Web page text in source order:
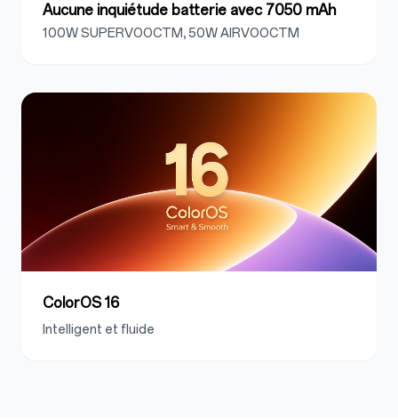
Aucune inquiétude batterie avec 7050 mAh
100W SUPERVOOCTM, 50W AIRVOOCTM
ColorOS 16
Intelligent et fluide